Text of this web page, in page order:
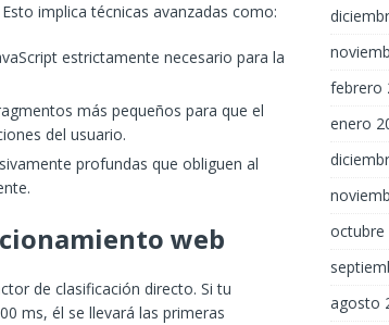
implica técnicas avanzadas como:
estrictamente necesario para la
más pequeños para que el
del usuario.
profundas que obliguen al
web
de clasificación directo. Si tu
ms, él se llevará las primeras
febrero
enero
octubre
agosto